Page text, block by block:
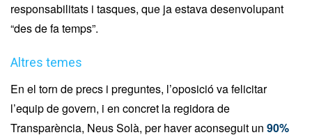
responsabilitats i tasques, que ja estava desenvolupant
“des de fa temps”.
Altres temes
En el torn de precs i preguntes, l’oposició va felicitar
l’equip de govern, i en concret la regidora de
Transparència, Neus Solà, per haver aconseguit un 90%